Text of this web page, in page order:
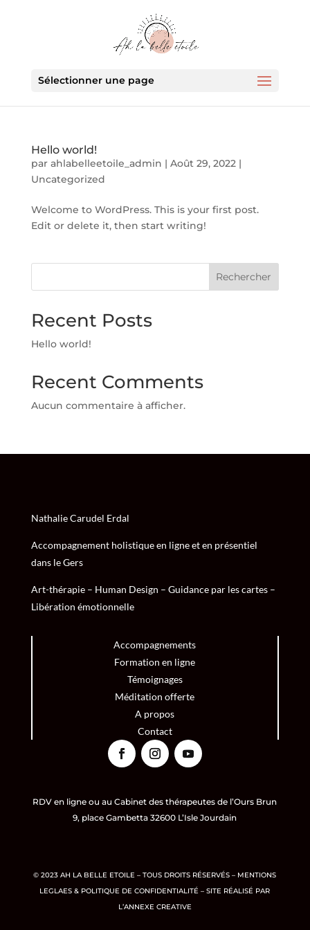
Sélectionner une page
Hello world!
par ahlabelleetoile_admin | Août 29, 2022|
Uncategorized
Welcome to WordPress. This is your first post.
Edit or delete it, then start writing!
Rechercher
Recent Posts
Hello world!
Recent Comments
Aucun commentaire à afficher.
Nathalie Carudel Erdal
Accompagnement holistique en ligne et en présentiel
dans le Gers
Art-thérapie – Human Design – Guidance par les cartes –
Libération émotionnelle
Accompagnements
Formation en ligne
Témoignages
Méditation offerte
A propos
Contact
RDV en ligne ou au Cabinet des thérapeutes de l’Ours Brun
9, place Gambetta 32600 L’Isle Jourdain
© 2023 AH LA BELLE ETOILE – TOUS DROITS RÉSERVÉS – MENTIONS
LEGLAES & POLITIQUE DE CONFIDENTIALITÉ – SITE RÉALISÉ PAR
L’ANNEXE CREATIVE